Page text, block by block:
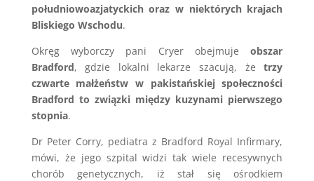
południowoazjatyckich oraz w niektórych krajach
Bliskiego Wschodu.
Okręg wyborczy pani Cryer obejmujeobszar
Bradford, gdzie lokalni lekarze szacują, żetrzy
czwarte małżeństw w pakistańskiej społeczności
Bradford to związki między kuzynami pierwszego
stopnia.
Dr Peter Corry, pediatra z Bradford Royal Infirmary,
mówi, że jego szpital widzi tak wiele recesywnych
chorób genetycznych, iż stał się ośrodkiem